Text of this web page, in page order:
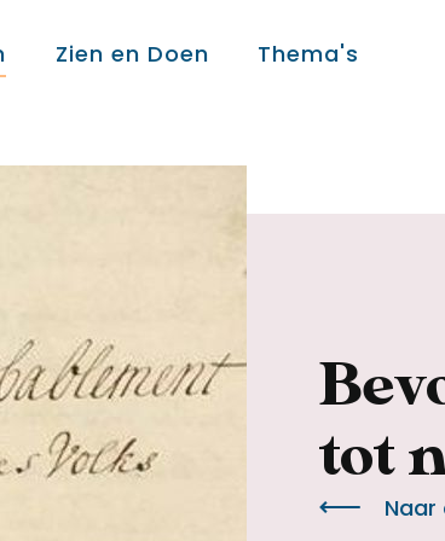
Zien en Doen Thema's
Over ons
Colofon
Contact
tot
Naar